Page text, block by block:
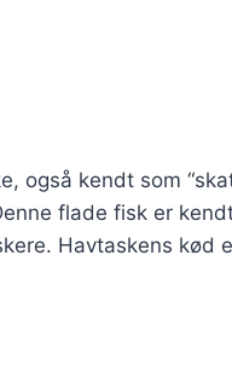
også kendt som
flade fisk er
Havtaskens kød